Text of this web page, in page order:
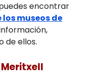
encontrar
museos de
de ellos.